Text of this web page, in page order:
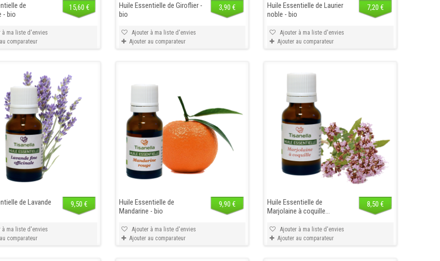
de
- bio
15,60 €
à ma liste d'envies
comparateur
Huile Essentielle de Giroflier -
bio
3,90 €
Ajouter à ma liste d'envies
Ajouter au comparateur
Huile Essentielle de Laurier
noble - bio
7,20 €
Ajouter à ma liste d'envies
Ajouter au comparateur
de Lavande
9,50 €
à ma liste d'envies
comparateur
Huile Essentielle de
Mandarine - bio
9,90 €
Ajouter à ma liste d'envies
Ajouter au comparateur
Huile Essentielle de
Marjolaine à coquille...
8,50 €
Ajouter à ma liste d'envies
Ajouter au comparateur